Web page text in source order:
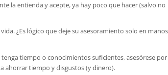
la entienda y acepte, ya hay poco que hacer (salvo no
¿Es lógico que deje su asesoramiento solo en manos
tiempo o conocimientos suficientes, asesórese por
ahorrar tiempo y disgustos (y dinero).